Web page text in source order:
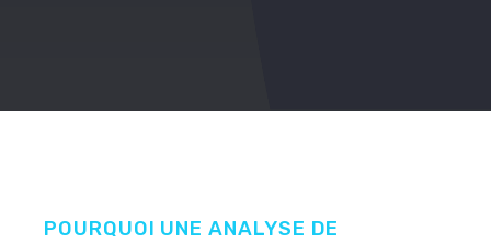
POURQUOI UNE ANALYSE DE